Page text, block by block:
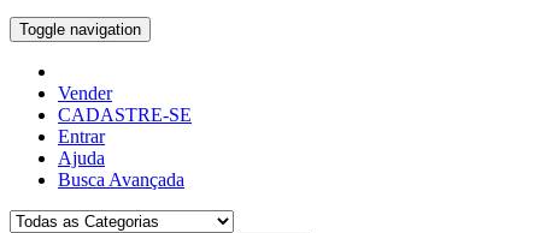
Toggle navigation
Vender
CADASTRE-SE
Entrar
Ajuda
Busca Avançada